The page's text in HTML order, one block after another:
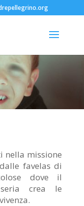
nella missione
favelas di
dove il
crea le